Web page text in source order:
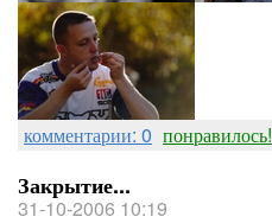
комментарии: 0 понравилось!
Закрытие...
31-10-2006 10:19